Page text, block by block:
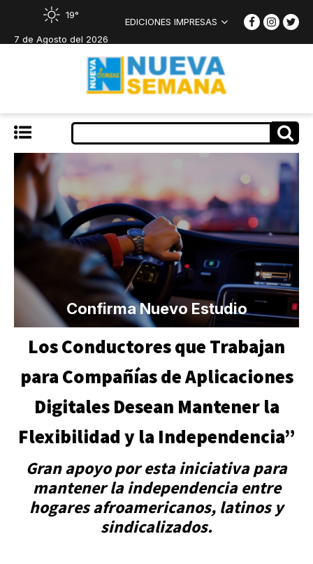
19°
7 de Agosto del 2026
EDICIONES IMPRESAS
Confirma Nuevo Estudio
Los Conductores que Trabajan
para Compañías de Aplicaciones
Digitales Desean Mantener la
Flexibilidad y la Independencia”
Gran apoyo por esta iniciativa para
mantener la independencia entre
hogares afroamericanos, latinos y
sindicalizados.